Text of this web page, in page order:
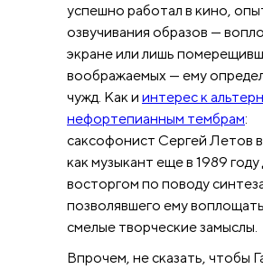
успешно работал в кино,
озвучивания образов —
экране или лишь
воображаемых — ему
чужд. Как и интерес к
нефортепианным тембрам:
саксофонист Сергей Летов
как музыкант еще в 1989 году
восторгом по поводу
позволявшего ему
смелые творческие замыслы.
Впрочем, не сказать, чтобы